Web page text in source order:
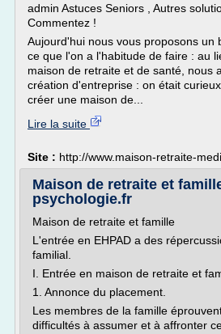
admin Astuces Seniors , Autres
Commentez !
Aujourd'hui nous vous proposons un
ce que l'on a l'habitude de faire : au
maison de retraite et de santé, nous
création d'entreprise : on était
créer une maison de...
Lire la suite
Site : http://www.maison-retraite-
Maison de retraite et
psychologie.fr
Maison de retraite et famille
L'entrée en EHPAD a des
familial.
I. Entrée en maison de retraite et
1. Annonce du placement.
Les membres de la famille
difficultés à assumer et à affronter